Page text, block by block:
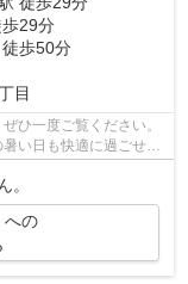
歩29分
徒歩50分
目
ひ一度ご覧ください。
い日も快適に過ごせる
。
への